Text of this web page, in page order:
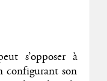
s’opposer à
configurant son